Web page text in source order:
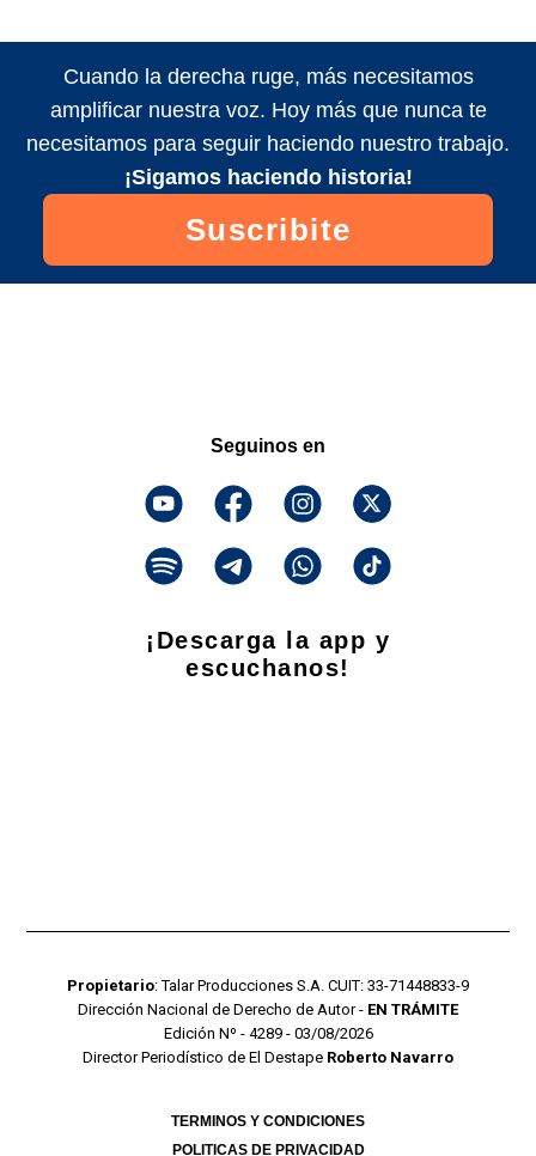
Cuando la derecha ruge, más necesitamos
amplificar nuestra voz. Hoy más que nunca te
necesitamos para seguir haciendo nuestro trabajo.
¡Sigamos haciendo historia!
Suscribite
Seguinos en
¡Descarga la app y
escuchanos!
Propietario: Talar Producciones S.A. CUIT: 33-71448833-9
Dirección Nacional de Derecho de Autor - EN TRÁMITE
Edición Nº - 4289 - 03/08/2026
Director Periodístico de El Destape Roberto Navarro
TERMINOS Y CONDICIONES
POLITICAS DE PRIVACIDAD